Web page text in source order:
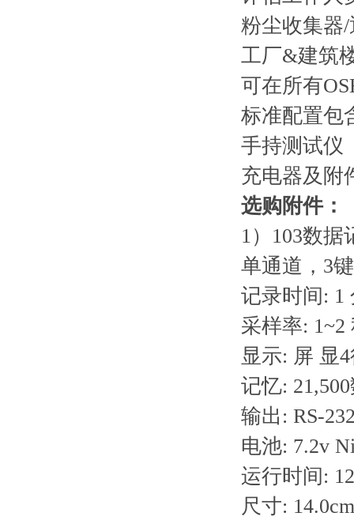
粉尘收集器
工厂&建筑
可在所有
标准配置包
手持测试仪
充电器及附
选购附件：
1）103数据
单通道，3
记录时间: 1
采样率: 1~2
显示: 屏 显
记忆:
输出: RS-
电池: 7.2v
运行时间:
尺寸: